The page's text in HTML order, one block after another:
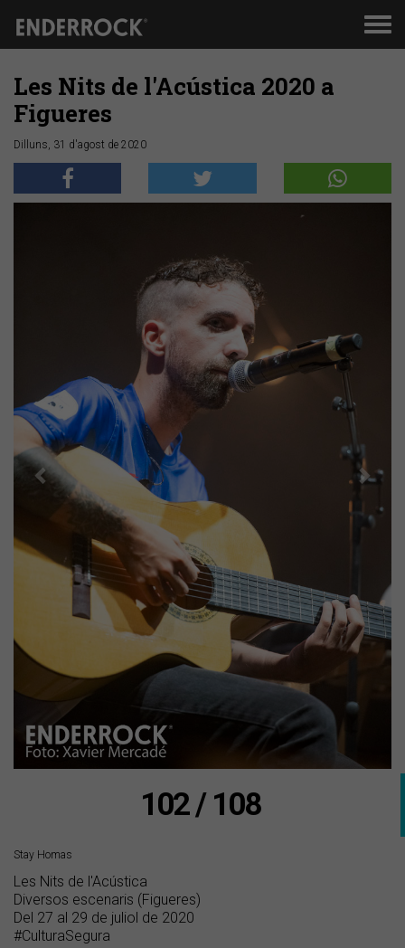
Les Nits de l'Acústica 2020 a
Figueres
Dilluns, 31 d'agost de 2020
Anterior
102 / 108
Stay Homas
Les Nits de l'Acústica
Diversos escenaris (Figueres)
Del 27 al 29 de juliol de 2020
#CulturaSegura